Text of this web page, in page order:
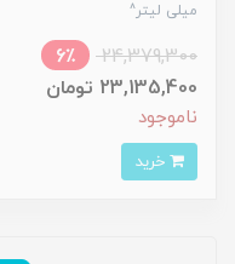
میلی لیتر^
24,379,300
6٪
23,135,400 تومان
ناموجود